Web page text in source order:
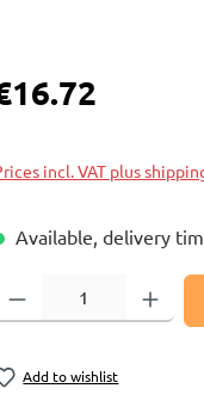
price:
incl. VAT plus
Available, delivery
Product Quantity: Enter
Add to wishlist